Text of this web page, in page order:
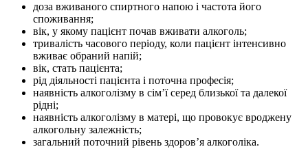
доза вживаного спиртного напою і частота його
споживання;
вік, у якому пацієнт почав вживати алкоголь;
тривалість часового періоду, коли пацієнт інтенсивно
вживає обраний напій;
вік, стать пацієнта;
рід діяльності пацієнта і поточна професія;
наявність алкоголізму в сім’ї серед близької та далекої
рідні;
наявність алкоголізму в матері, що провокує вроджену
алкогольну залежність;
загальний поточний рівень здоров’я алкоголіка.